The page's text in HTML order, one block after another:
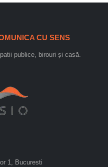
CU SENS
publice, birouri și casă.
1, Bucuresti